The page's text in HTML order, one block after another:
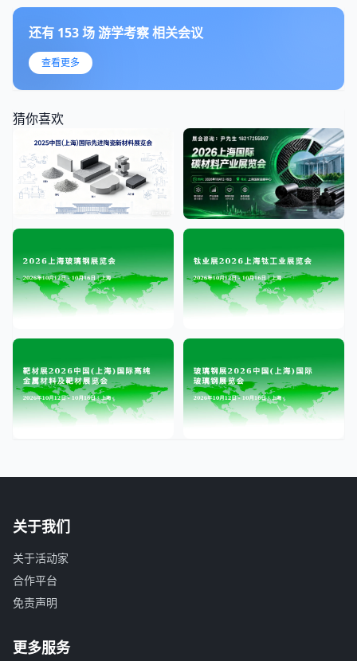
还有 153场游学考察相关会议
查看更多
猜你喜欢
关于我们
关于活动家
合作平台
免责声明
更多服务